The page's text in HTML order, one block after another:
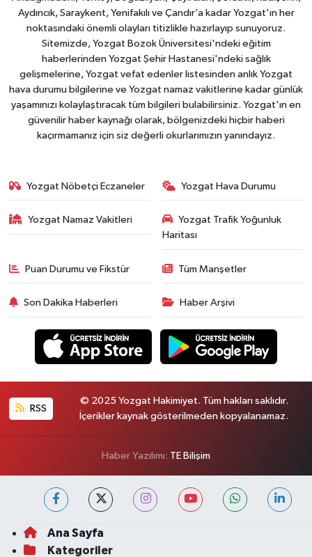
Aydıncık, Saraykent, Yenifakılı ve Çandır’a kadar Yozgat'ın her
noktasındaki önemli olayları titizlikle hazırlayıp sunuyoruz.
Sitemizde, Yozgat Bozok Üniversitesi'ndeki eğitim
haberlerinden Yozgat Şehir Hastanesi'ndeki sağlık
gelişmelerine, Yozgat vefat edenler listesinden anlık Yozgat
hava durumu bilgilerine ve Yozgat namaz vakitlerine kadar günlük
yaşamınızı kolaylaştıracak tüm bilgileri bulabilirsiniz. Yozgat'ın en
güvenilir haber kaynağı olarak, bölgenizdeki hiçbir haberi
kaçırmamanız için siz değerli okurlarımızın yanındayız.
Yozgat Nöbetçi Eczaneler Yozgat Hava Durumu
Yozgat Namaz Vakitleri
Yozgat Trafik Yoğunluk
Haritası
Puan Durumu ve Fikstür Tüm Manşetler
Son Dakika Haberleri Haber Arşivi
RSS
© 2025 Yozgat Hakimiyet. Tüm hakları saklıdır.
İçerikler kaynak gösterilmeden kopyalanamaz.
Haber Yazılımı: TE Bilişim
Ana Sayfa
Kategoriler